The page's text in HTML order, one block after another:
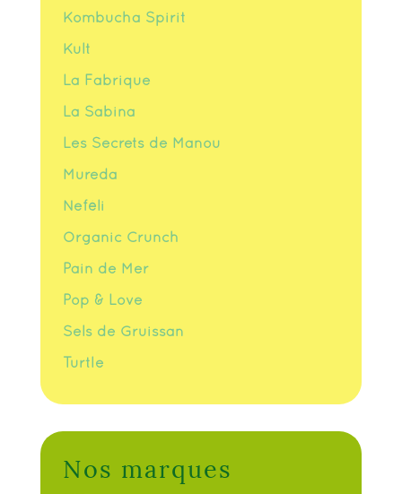
Kombucha Spirit
Kult
La Fabrique
La Sabina
Les Secrets de Manou
Mureda
Neféli
Organic Crunch
Pain de Mer
Pop & Love
Sels de Gruissan
Turtle
Nos marques